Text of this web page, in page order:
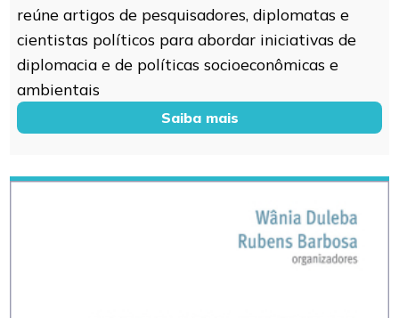
reúne artigos de pesquisadores, diplomatas e
cientistas políticos para abordar iniciativas de
diplomacia e de políticas socioeconômicas e
ambientais
Saiba mais